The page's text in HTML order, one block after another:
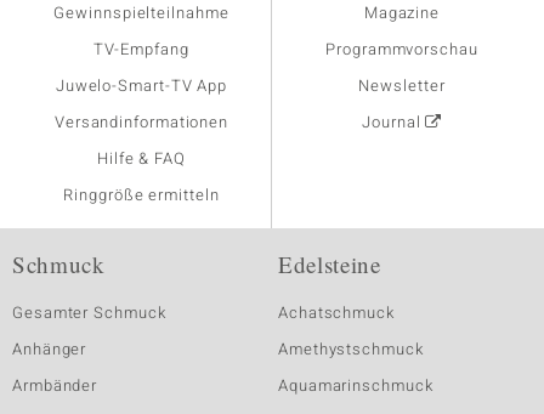
Gewinnspielteilnahme
TV-Empfang
Juwelo-Smart-TV App
Versandinformationen
Hilfe & FAQ
Ringgröße ermitteln
Magazine
Programmvorschau
Newsletter
Journal
Schmuck
Gesamter Schmuck
Anhänger
Armbänder
Edelsteine
Achatschmuck
Amethystschmuck
Aquamarinschmuck